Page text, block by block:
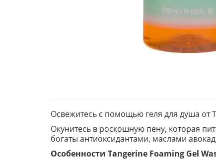
Освежитесь с помощью геля для душа от
Окунитесь в роскошную пену, которая
богаты антиоксидантами, маслами
Особенности Tangerine Foaming Gel